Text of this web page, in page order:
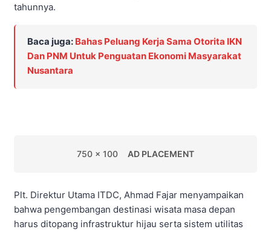
tahunnya.
Baca juga: Bahas Peluang Kerja Sama Otorita IKN
Dan PNM Untuk Penguatan Ekonomi Masyarakat
Nusantara
750 x 100 AD PLACEMENT
Plt. Direktur Utama ITDC, Ahmad Fajar menyampaikan
bahwa pengembangan destinasi wisata masa depan
harus ditopang infrastruktur hijau serta sistem utilitas